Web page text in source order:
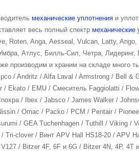
механические уплотнения и
весь полный спектрмеханические
Roten, Anga, Aesseal, Vulcan, Latty,
Атлус, Билль-Сил, Четра, Лидеринг,
производим и храним на складе много
/ Andritz / Alfa Laval / Armstrong / Bell
/ Ekato / EMU / Смеситель Faggiolatti /
/ Ibex / Jabsco / James Walker /
/ Omac / Packo / PCM / Pentair /
/ GEA Tuchenhagen / Tuthill / Viking /
Tri-clover / Винт APV Hall HS18-20 / APV
/ Bitzer 4F, 6F и 6G / Bitzer 4N, 4P,